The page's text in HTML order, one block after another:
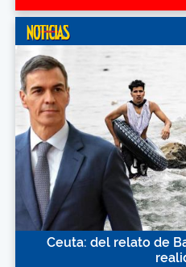
Ceuta: del relato de